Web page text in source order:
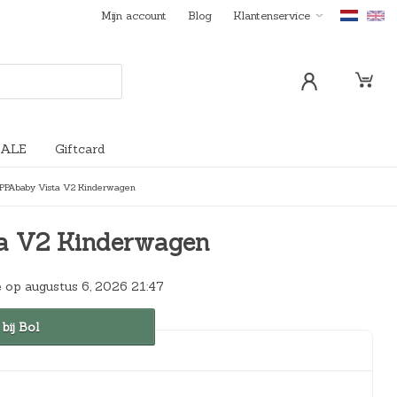
Mijn account Blog Klantenservice
Bolderkarren
Tassen en etuis
Flessen en Accessoires
Slabbetjes
Voedingskussens
Cadeaus
en klokjes
Sleepi™
Thermometers
Verzorg-/Wikkeldoeken
Luchtbehandeling
| Stoelen | Bankjes
Giftcard
Vista V2 Kinderwagen
V2 Kinderwagen
augustus 6, 2026 21:47
Bol